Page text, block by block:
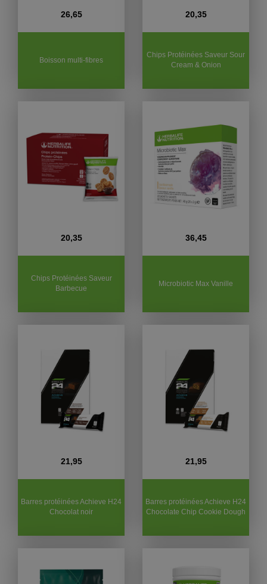
26,65
Boisson multi-fibres
20,35
Chips Protéinées Saveur Sour
Cream & Onion
20,35
Chips Protéinées Saveur
Barbecue
36,45
Microbiotic Max Vanille
21,95
Barres protéinées Achieve H24
Chocolat noir
21,95
Barres protéinées Achieve H24
Chocolate Chip Cookie Dough